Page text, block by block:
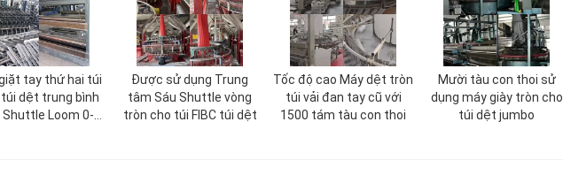
tay thứ hai túi
túi dệt trung bình
Shuttle Loom 0-
Được sử dụng Trung
tâm Sáu Shuttle vòng
tròn cho túi FIBC túi dệt
Tốc độ cao Máy dệt tròn
túi vải đan tay cũ với
1500 tám tàu con thoi
Mười tàu con thoi sử
dụng máy giày tròn cho
túi dệt jumbo